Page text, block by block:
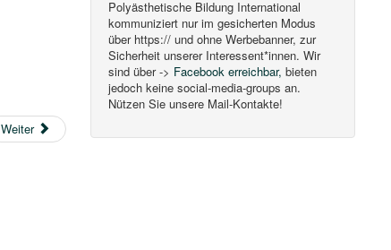
Weiter
Polyästhetische Bildung International
kommuniziert nur im gesicherten Modus
über https:// und ohne Werbebanner, zur
Sicherheit unserer Interessent*innen. Wir
sind über -> Facebook erreichbar,bieten
jedoch keine social-media-groups an.
Nützen Sie unsere Mail-Kontakte!